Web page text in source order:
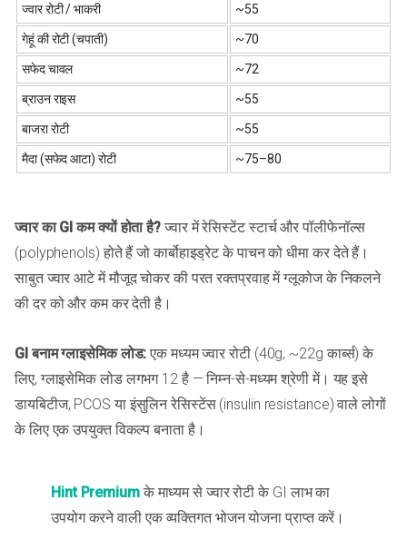
ज्वार रोटी / भाकरी ~55
गेहूं की रोटी (चपाती) ~70
सफेद चावल ~72
ब्राउन राइस ~55
बाजरा रोटी ~55
मैदा (सफेद आटा) रोटी ~75–80
ज्वार का GI कम क्यों होता है? ज्वार में रेसिस्टेंट स्टार्च और पॉलीफेनॉल्स
(polyphenols) होते हैं जो कार्बोहाइड्रेट के पाचन को धीमा कर देते हैं।
साबुत ज्वार आटे में मौजूद चोकर की परत रक्तप्रवाह में ग्लूकोज के निकलने
की दर को और कम कर देती है।
GI बनाम ग्लाइसेमिक लोड: एक मध्यम ज्वार रोटी (40g, ~22g कार्ब्स) के
लिए, ग्लाइसेमिक लोड लगभग 12 है — निम्न-से-मध्यम श्रेणी में। यह इसे
डायबिटीज, PCOS या इंसुलिन रेसिस्टेंस (insulin resistance) वाले लोगों
के लिए एक उपयुक्त विकल्प बनाता है।
Hint Premiumके माध्यम से ज्वार रोटी के GI लाभ का
उपयोग करने वाली एक व्यक्तिगत भोजन योजना प्राप्त करें।